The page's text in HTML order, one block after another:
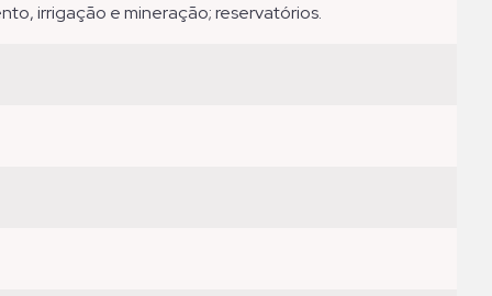
irrigação e mineração; reservatórios.